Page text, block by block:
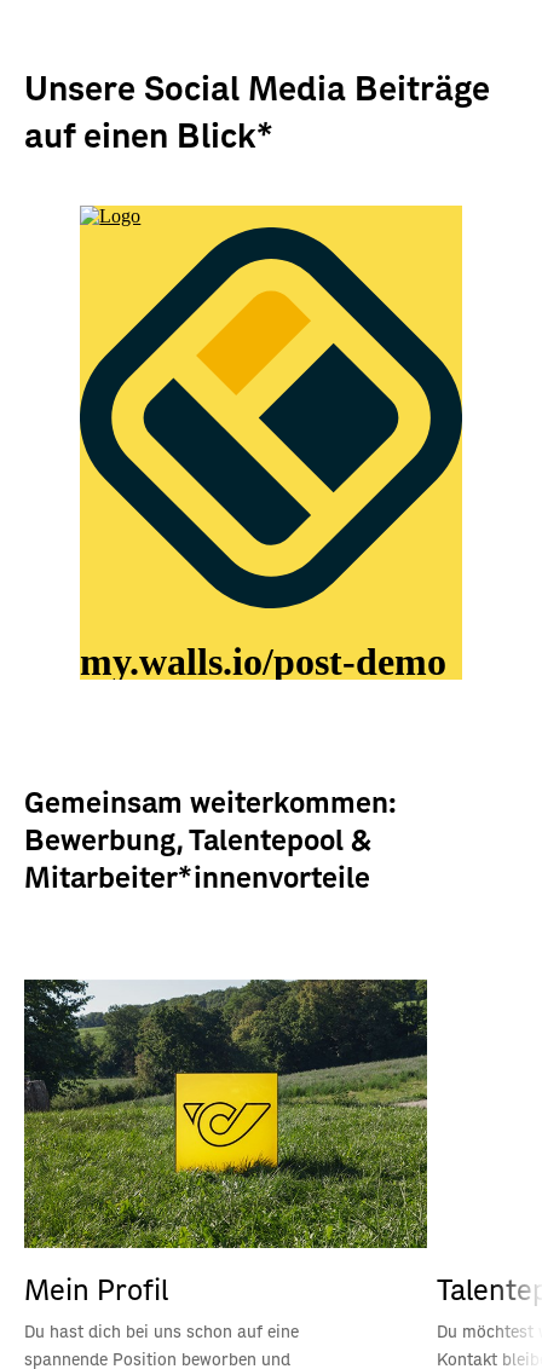
Unsere Social Media Beiträge
auf einen Blick*
Gemeinsam weiterkommen:
Bewerbung, Talentepool &
Mitarbeiter*innenvorteile
Mein Profil
Du hast dich bei uns schon auf eine
spannende Position beworben und
Du möchtest
Kontakt